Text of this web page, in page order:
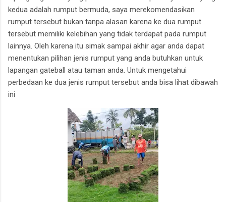
kedua adalah rumput bermuda, saya merekomendasikan
rumput tersebut bukan tanpa alasan karena ke dua rumput
tersebut memiliki kelebihan yang tidak terdapat pada rumput
lainnya. Oleh karena itu simak sampai akhir agar anda dapat
menentukan pilihan jenis rumput yang anda butuhkan untuk
lapangan gateball atau taman anda. Untuk mengetahui
perbedaan ke dua jenis rumput tersebut anda bisa lihat dibawah
ini